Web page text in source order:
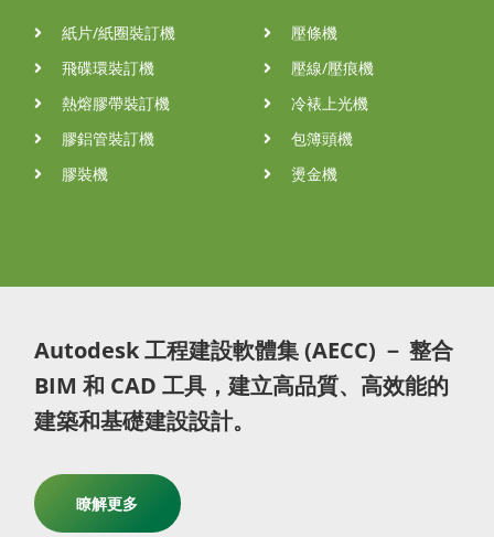
紙片/紙圈裝訂機
飛碟環裝訂機
熱熔膠帶裝訂機
膠鋁管裝訂機
膠裝機
壓條機
壓線/壓痕機
冷裱上光機
包簿頭機
燙金機
Autodesk 工程建設軟體集 (AECC) － 整合
BIM 和 CAD 工具，建立高品質、高效能的
建築和基礎建設設計。
瞭解更多